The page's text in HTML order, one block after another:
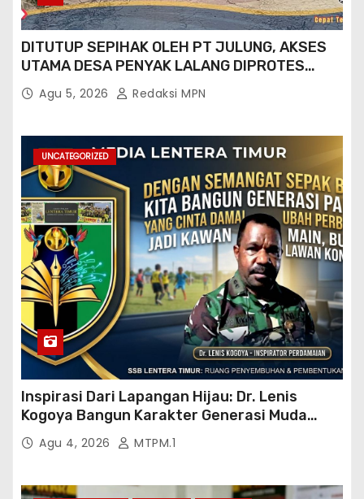
DITUTUP SEPIHAK OLEH PT JULUNG, AKSES
UTAMA DESA PENYAK LALANG DIPROTES
KADES DAN GPN 08
Agu 5, 2026 Redaksi MPN
UNCATEGORIZED
Inspirasi Dari Lapangan Hijau: Dr. Lenis
Kogoya Bangun Karakter Generasi Muda
PapuaAgu 4, 2026 MTPM.1